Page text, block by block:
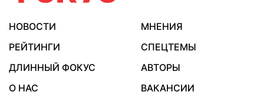
НОВОСТИ
МНЕНИЯ
РЕЙТИНГИ
СПЕЦТЕМЫ
ДЛИННЫЙ ФОКУС
АВТОРЫ
О НАС
ВАКАНСИИ